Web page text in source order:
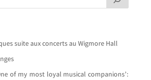
suite aux concerts au Wigmore Hall
of my most loyal musical companions’: